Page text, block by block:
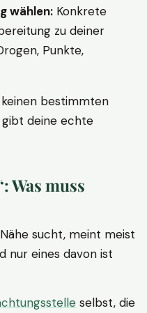
wählen: Konkrete
zu deiner
Punkte,
bestimmten
deine echte
Was muss
sucht, meint meist
nur eines davon ist
selbst, die